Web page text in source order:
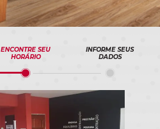
ENCONTRE SEU
HORÁRIO
INFORME SEUS
DADOS